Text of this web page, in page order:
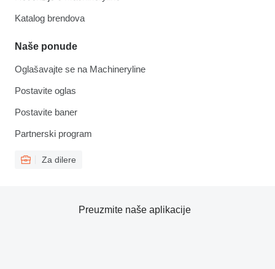
Katalog brendova
Naše ponude
Oglašavajte se na Machineryline
Postavite oglas
Postavite baner
Partnerski program
Za dilere
Preuzmite naše aplikacije